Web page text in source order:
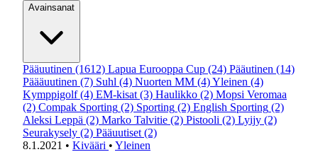
Avainsanat
Pääuutinen (1612) Lapua Eurooppa Cup (24) Pääutinen (14)
Päääuutinen (7) Suhl (4) Nuorten MM (4)Yleinen (4)
Kymppigolf (4) EM-kisat (3) Haulikko (2) Mopsi Veromaa
(2) Compak Sporting (2) Sporting (2) English Sporting (2)
Aleksi Leppä (2) Marko Talvitie (2) Pistooli (2) Lyijy (2)
Seurakysely (2) Pääuutiset (2)
8.1.2021 • Kivääri • Yleinen